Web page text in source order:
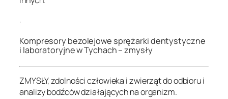
.
Kompresory bezolejowe sprężarki dentystyczne
i laboratoryjne w Tychach –zmysły
ZMYSŁY, zdolności człowieka i zwierząt do odbioru i
analizy bodźców działających na organizm.